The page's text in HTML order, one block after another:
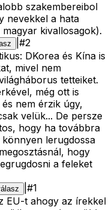
szakembereibol
nevekkel a hata
kivallosagok).
#2
DKorea és Kína is
mivel nem
tetteiket.
még ott is
nem érzik úgy,
velük... De persze
hogy ha továbbra
lerugdossa
hogy
a feleket
#1
EU-t ahogy az írekkel